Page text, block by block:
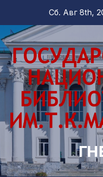
содержимому
Сб. Авг 8th,